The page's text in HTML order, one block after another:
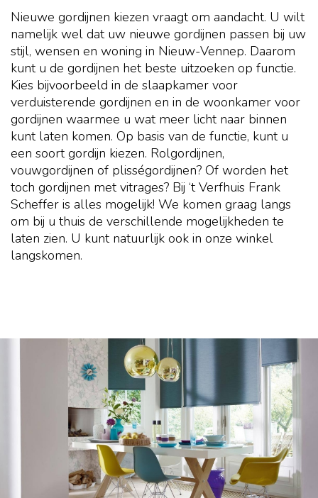
Nieuwe gordijnen kiezen vraagt om aandacht. U wilt
namelijk wel dat uw nieuwe gordijnen passen bij uw
stijl, wensen en woning in Nieuw-Vennep. Daarom
kunt u de gordijnen het beste uitzoeken op functie.
Kies bijvoorbeeld in de slaapkamer voor
verduisterende gordijnen en in de woonkamer voor
gordijnen waarmee u wat meer licht naar binnen
kunt laten komen. Op basis van de functie, kunt u
een soort gordijn kiezen. Rolgordijnen,
vouwgordijnen of plisségordijnen? Of worden het
toch gordijnen met vitrages? Bij ‘t Verfhuis Frank
Scheffer is alles mogelijk! We komen graag langs
om bij u thuis de verschillende mogelijkheden te
laten zien. U kunt natuurlijk ook in onze winkel
langskomen.